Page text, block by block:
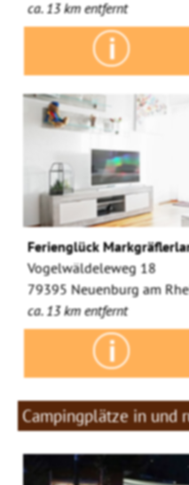
ca. 13 km entfernt
Ferienglück
Vogelwäldeleweg 18
79395 Neuenburg am
ca. 13 km entfernt
Campingplätze in und